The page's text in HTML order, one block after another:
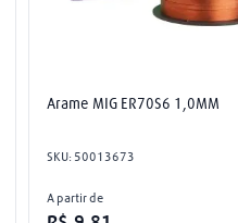
Arame MIG ER70S6 1,0MM
SKU: 50013673
A partir de